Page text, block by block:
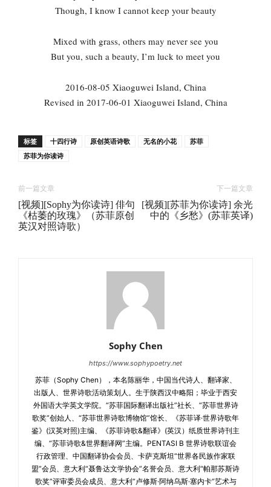
Though, I know I cannot keep your beauty
Mixed with grass, others may never see you
But you, such a beauty, I’m luck to meet you
2016-08-05 Xiaoguwei Island, China
Revised in 2017-06-01 Xiaoguwei Island, China
标签 十四行诗 原创英语诗歌 无名的小花
苏菲
苏菲为你读诗
前一篇文章
[视频][Sophy为你读诗] 俳句
《枯萎的玫瑰》（苏菲原创
英汉对照诗歌）
下一篇文章
[视频][苏菲为你读诗] 余光
中的《乡愁》(苏菲英译)
Sophy Chen
https://www.sophypoetry.net
苏菲（Sophy Chen），本名陈丽华，中国当代诗人、翻译家、
出版人、世界诗歌活动策划人。生于陕西汉中略阳；毕业于西安
外国语大学英文学院。“苏菲国际翻译出版社”社长、“苏菲世界诗
歌奖”创始人、“苏菲世界诗歌博物馆”馆长、《苏菲译·世界诗歌年
鉴》(汉英对照)主编、《苏菲诗歌&翻译》(英汉）纸质世界诗刊主
编、“苏菲诗歌&世界翻译网”主编。PENTASI B 世界诗歌联谊会
行政管理、中国翻译协会会员、卡萨克斯坦“世界各民族作家联
盟”会员、意大利“聂鲁达文学协会”名誉会员、意大利“帕那苏斯诗
歌奖”评审委员会成员、意大利“卢修斯·阿纳乌斯·塞内卡”艺术与